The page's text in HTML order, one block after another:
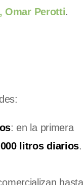
Omar Perotti.
: en la primera
litros diarios.
hasta